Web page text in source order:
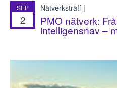
SEP
2
Nätverksträff |
PMO nätverk:
intelligensnav –